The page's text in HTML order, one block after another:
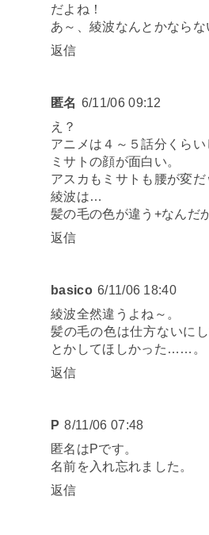
だよね！
あ～、綾波なんとかなら
返信
匿名 6/11/06 09:12
え？
アニメは４～５話分くらい
ミサトの顔が面白い。
アスカもミサトも腰が変だ
綾波は…
髪の毛の色が違う+なんだ
返信
basico 6/11/06 18:40
綾波全然違うよね～。
髪の毛の色は仕方ないに
とかしてほしかった……。
返信
P 8/11/06 07:48
匿名はPです。
名前を入れ忘れました。
返信